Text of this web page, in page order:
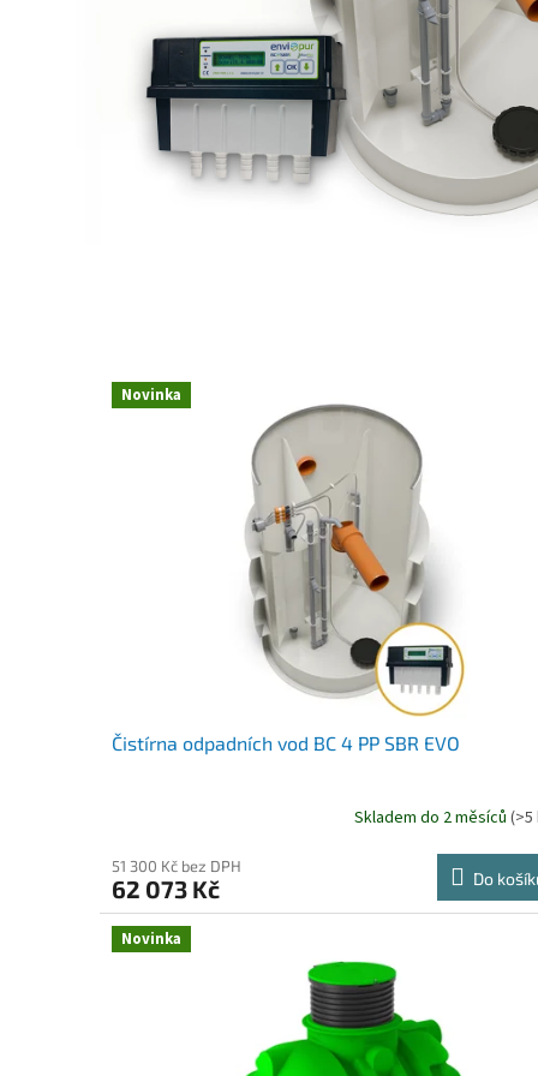
Novinka
Čistírna odpadních vod BC 4 PP SBR EVO
Skladem do 2 měsíců (>5
51 300 Kč bez DPH
62 073 Kč Do
Novinka